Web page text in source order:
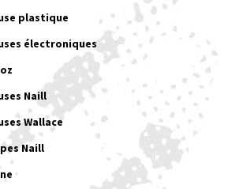
plastique
électroniques
Naill
Wallace
Naill